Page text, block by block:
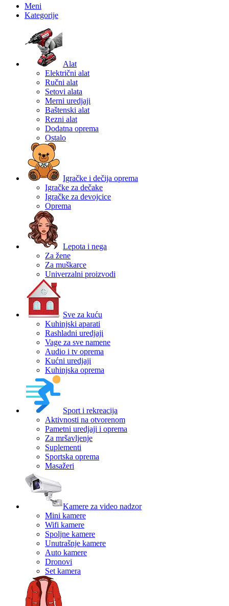
Meni
Kategorije
Alat
Električni alat
Ručni alat
Setovi alata
Merni uredjaji
Baštenski alat
Rezni alat
Dodatna oprema
Ostalo
Igračke i dečija oprema
Igračke za dečake
Igračke za devojcice
Oprema
Lepota i nega
Za žene
Za muškarce
Univerzalni proizvodi
Sve za kuću
Kuhinjski aparati
Rashladni uredjaji
Vage za sve namene
Audio i tv oprema
Kućni uredjaji
Kuhinjska oprema
Sport i rekreacija
Aktivnosti na otvorenom
Pametni uredjaji i oprema
Za mršavljenje
Suplementi
Sportska oprema
Masažeri
Kamere za video nadzor
Mini kamere
Wifi kamere
Spoljne kamere
Unutrašnje kamere
Auto kamere
Dronovi
Set kamera